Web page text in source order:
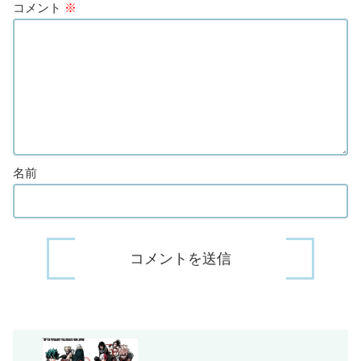
コメント ※
名前